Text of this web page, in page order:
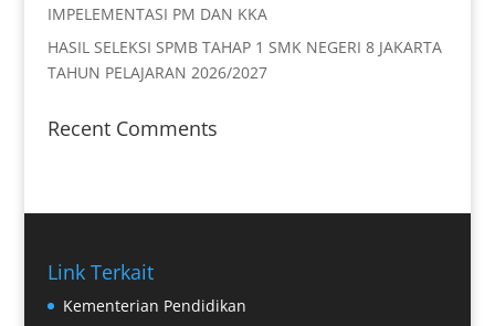
IMPELEMENTASI PM DAN KKA
HASIL SELEKSI SPMB TAHAP 1 SMK NEGERI 8 JAKARTA
TAHUN PELAJARAN 2026/2027
Recent Comments
Link Terkait
Kementerian Pendidikan